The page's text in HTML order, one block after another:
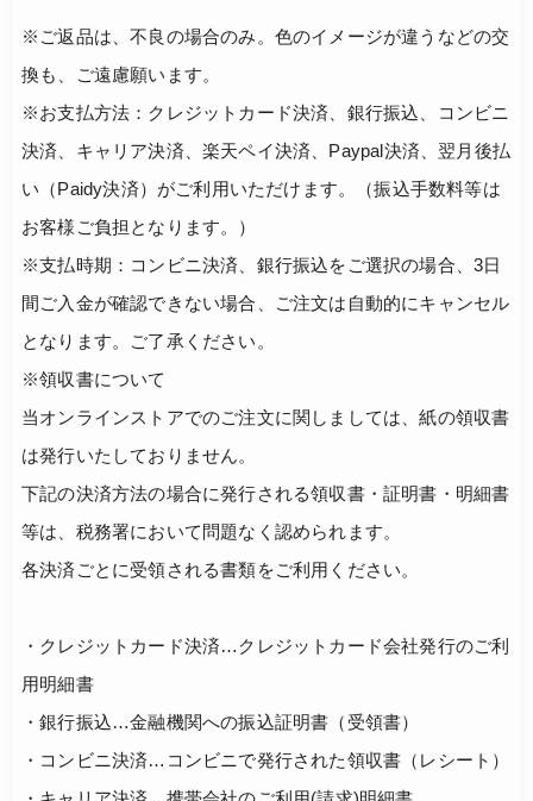
※ご返品は、不良の場合のみ。色のイメージが違うなどの交
換も、ご遠慮願います。
※お支払方法：クレジットカード決済、銀行振込、コンビニ
決済、キャリア決済、楽天ペイ決済、Paypal決済、翌月後払
い（Paidy決済）がご利用いただけます。（振込手数料等は
お客様ご負担となります。）
※支払時期：コンビニ決済、銀行振込をご選択の場合、3日
間ご入金が確認できない場合、ご注文は自動的にキャンセル
となります。ご了承ください。
※領収書について
当オンラインストアでのご注文に関しましては、紙の領収書
は発行いたしておりません。
下記の決済方法の場合に発行される領収書・証明書・明細書
等は、税務署において問題なく認められます。
各決済ごとに受領される書類をご利用ください。
・クレジットカード決済…クレジットカード会社発行のご利
用明細書
・銀行振込…金融機関への振込証明書（受領書）
・コンビニ決済…コンビニで発行された領収書（レシート）